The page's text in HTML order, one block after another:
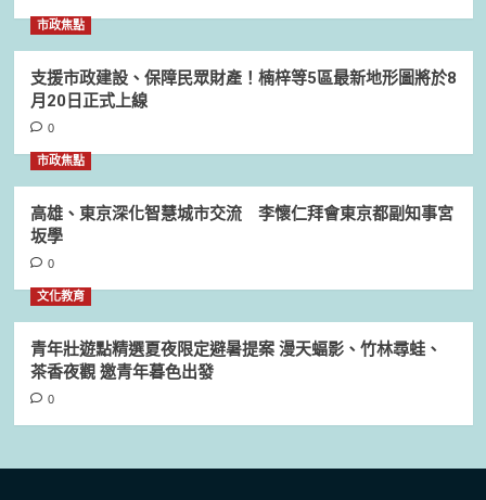
市政焦點
支援市政建設、保障民眾財產！楠梓等5區最新地形圖將於8
月20日正式上線
0
市政焦點
高雄、東京深化智慧城市交流 李懷仁拜會東京都副知事宮
坂學
0
文化教育
青年壯遊點精選夏夜限定避暑提案 漫天蝠影、竹林尋蛙、
茶香夜觀 邀青年暮色出發
0